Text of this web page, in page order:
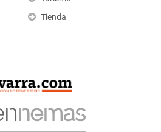
Tienda